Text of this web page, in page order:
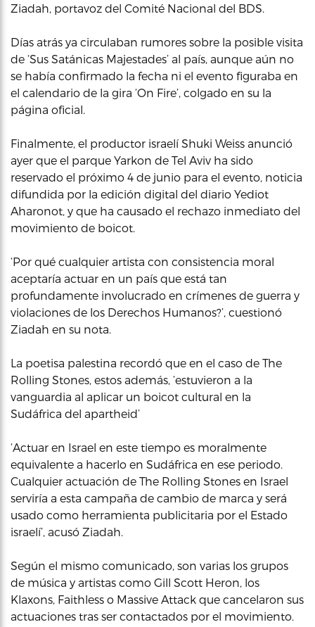
Ziadah, portavoz del Comité Nacional del BDS.
Días atrás ya circulaban rumores sobre la posible visita
de ‘Sus Satánicas Majestades’ al país, aunque aún no
se había confirmado la fecha ni el evento figuraba en
el calendario de la gira ‘On Fire’, colgado en su la
página oficial.
Finalmente, el productor israelí Shuki Weiss anunció
ayer que el parque Yarkon de Tel Aviv ha sido
reservado el próximo 4 de junio para el evento, noticia
difundida por la edición digital del diario Yediot
Aharonot, y que ha causado el rechazo inmediato del
movimiento de boicot.
‘Por qué cualquier artista con consistencia moral
aceptaría actuar en un país que está tan
profundamente involucrado en crímenes de guerra y
violaciones de los Derechos Humanos?’, cuestionó
Ziadah en su nota.
La poetisa palestina recordó que en el caso de The
Rolling Stones, estos además, ‘estuvieron a la
vanguardia al aplicar un boicot cultural en la
Sudáfrica del apartheid’
‘Actuar en Israel en este tiempo es moralmente
equivalente a hacerlo en Sudáfrica en ese periodo.
Cualquier actuación de The Rolling Stones en Israel
serviría a esta campaña de cambio de marca y será
usado como herramienta publicitaria por el Estado
israelí’, acusó Ziadah.
Según el mismo comunicado, son varias los grupos
de música y artistas como Gill Scott Heron, los
Klaxons, Faithless o Massive Attack que cancelaron sus
actuaciones tras ser contactados por el movimiento.